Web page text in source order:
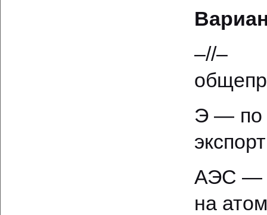
–//–
Э — по
экспорт
АЭС —
на